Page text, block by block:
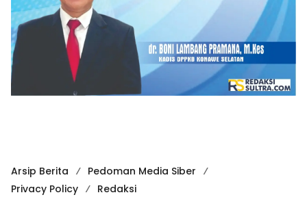
Arsip Berita
Pedoman Media Siber
Privacy Policy
Redaksi